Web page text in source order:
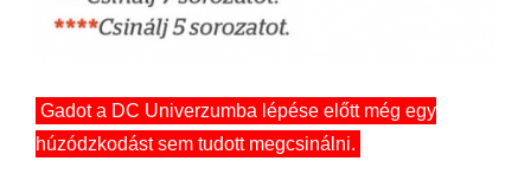
Gadot a DC Univerzumba lépése előtt még egy
húzódzkodást sem tudott megcsinálni.